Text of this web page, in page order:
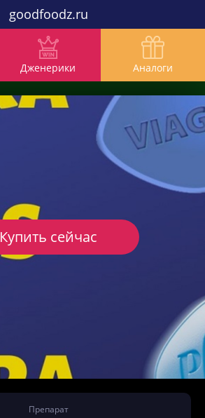
goodfoodz.ru
Дженерики Аналоги
Препарат
Купить сейчас